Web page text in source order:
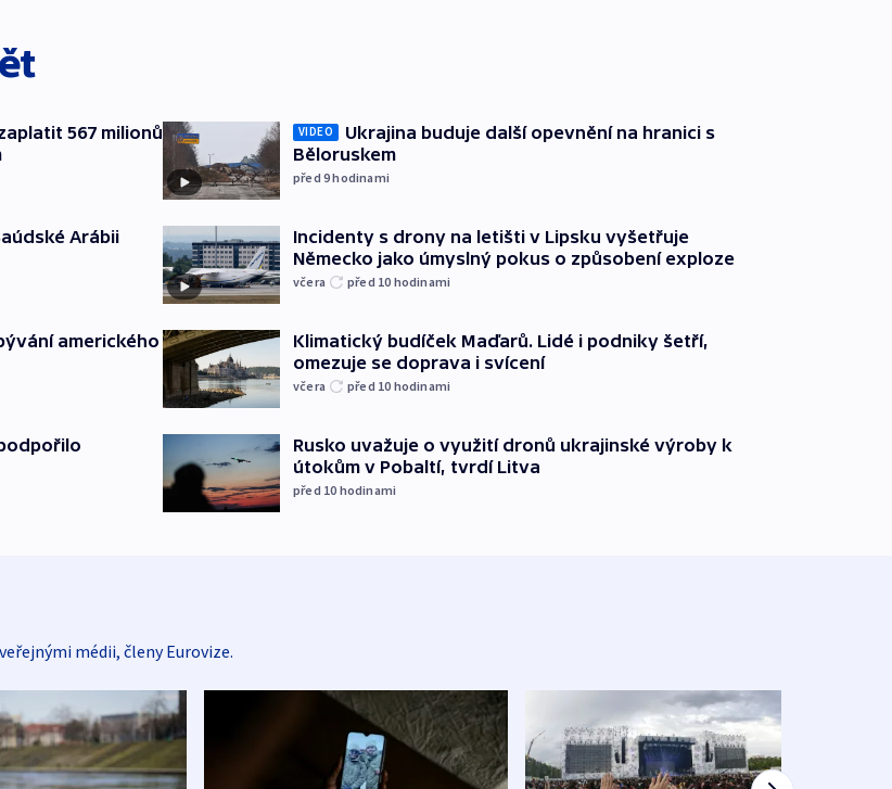
567 milionů
Arábii
amerického
VIDEO
Ukrajina buduje další opevnění na hranici s
Běloruskem
před 9hodinami
Incidenty s drony na letišti v Lipsku vyšetřuje
Německo jako úmyslný pokus o způsobení exploze
včera před 10 hodinami
Klimatický budíček Maďarů. Lidé i podniky šetří,
omezuje se doprava i svícení
včera před 10 hodinami
Rusko uvažuje o využití dronů ukrajinské výroby k
útokům v Pobaltí, tvrdí Litva
před 10 hodinami
médii, členy Eurovize.